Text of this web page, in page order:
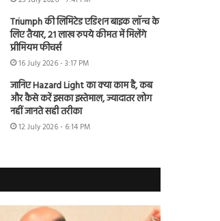
Triumph की लिमिटेड एडिशन बाइक लॉन्च के
लिए तैयार, 21 लाख रुपये कीमत में मिलेंगे
प्रीमियम फीचर्स
16 July 2026 - 3:17 PM
जानिए Hazard Light का क्या काम है, कब
और कैसे करें इसका इस्तेमाल, ज्यादातर लोग
नहीं जानते सही तरीका
12 July 2026 - 6:14 PM